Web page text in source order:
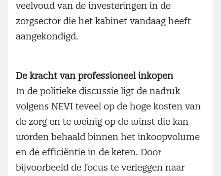
veelvoud van de investeringen in de
zorgsector die het kabinet vandaag heeft
aangekondigd.
De kracht van professioneel inkopen
In de politieke discussie ligt de nadruk
volgens NEVI teveel op de hoge kosten van
de zorg en te weinig op de winst die kan
worden behaald binnen het inkoopvolume
en de efficiëntie in de keten. Door
bijvoorbeeld de focus te verleggen naar